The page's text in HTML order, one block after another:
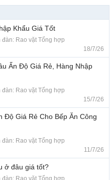
Khẩu Giá Tốt
đàn: Rao vặt Tổng hợp
18/7/26
Ấn Độ Giá Rẻ, Hàng Nhập
đàn: Rao vặt Tổng hợp
15/7/26
Độ Giá Rẻ Cho Bếp Ăn Công
đàn: Rao vặt Tổng hợp
11/7/26
ở đâu giá tốt?